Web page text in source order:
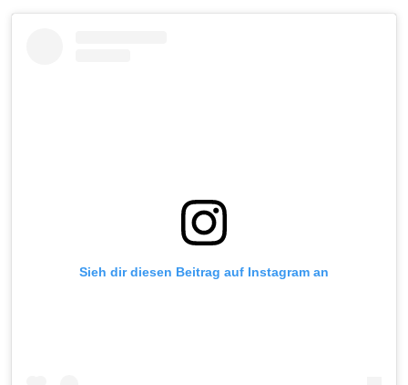
Sieh dir diesen Beitrag auf Instagram an